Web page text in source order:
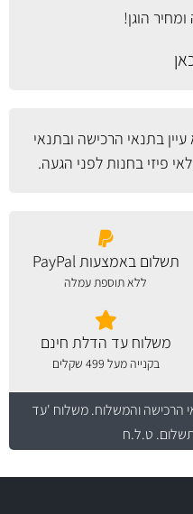
הוגן!
בתנאי הרכישה ובתנאי
פיזי בחנות לפני הגעה.
תשלום באמצעות PayPal
ללא תוספת עמלה
משלוח עד הדלת חינם
בקנייה מעל 499 שקלים
הרכישה והמשלוח. משלוח 'עד
ט.ל.ח